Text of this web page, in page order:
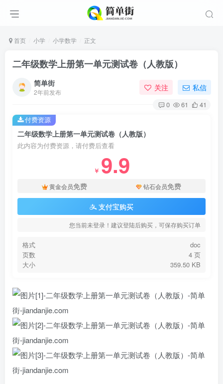
首页 小学 小学数学 正文
二年级数学上册第一单元测试卷（人教版）
简单街
2年前发布 关注 私信
0 61 41
二年级数学上册第一单元测试卷（人教版）
此内容为付费资源，请付费后查看
￥ 9.9
黄金会员免费 钻石会员免费
支付宝购买
您当前未登录！建议登陆后购买，可保存购买订单
格式
doc
页数
4 页
大小
359.50 KB
付费资源